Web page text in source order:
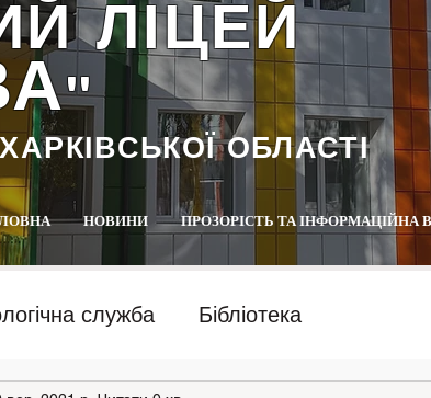
ЛІЦЕЙ
""
ОБЛАСТІ
НОВИНИ ПРОЗОРІСТЬ ТА ІНФОРМАЦІЙНА
служба Бібліотека